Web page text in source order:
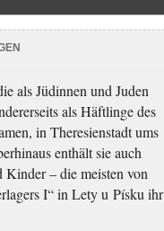
als Jüdinnen und Juden
als Häftlinge des
in Theresienstadt ums
enthält sie auch
Kinder – die meisten von
I“ in Lety u Písku ihr